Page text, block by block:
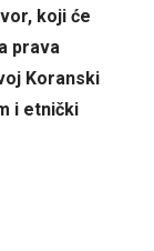
koji će
prava
Koranski
i etnički